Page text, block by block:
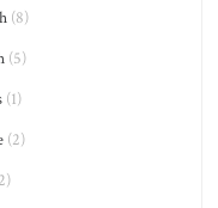
(8)
(5)
(1)
(2)